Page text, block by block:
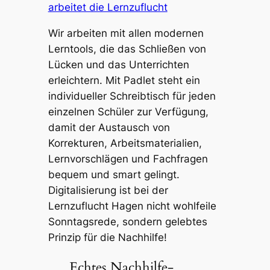
arbeitet die Lernzuflucht
Wir arbeiten mit allen modernen
Lerntools, die das Schließen von
Lücken und das Unterrichten
erleichtern. Mit Padlet steht ein
individueller Schreibtisch für jeden
einzelnen Schüler zur Verfügung,
damit der Austausch von
Korrekturen, Arbeitsmaterialien,
Lernvorschlägen und Fachfragen
bequem und smart gelingt.
Digitalisierung ist bei der
Lernzuflucht Hagen nicht wohlfeile
Sonntagsrede, sondern gelebtes
Prinzip für die Nachhilfe!